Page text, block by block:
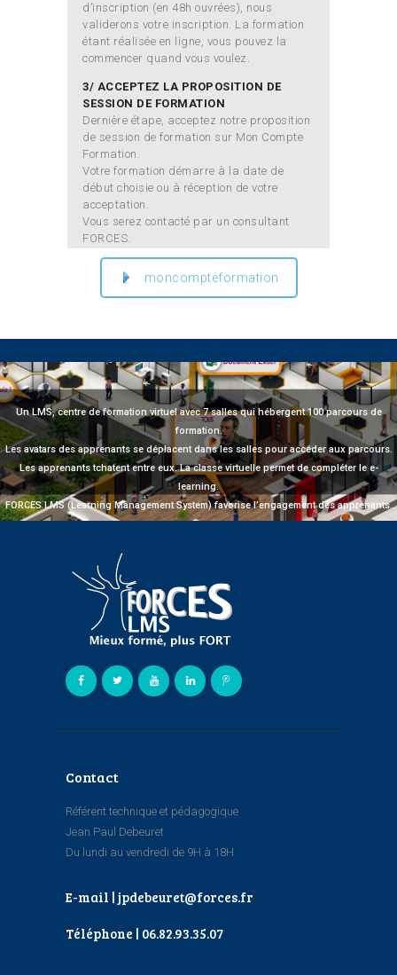
d’inscription (en 48h ouvrées), nous
validerons votre inscription. La formation
étant réalisée en ligne, vous pouvez la
commencer quand vous voulez.
3/ ACCEPTEZ LA PROPOSITION DE
SESSION DE FORMATION
Dernière étape, acceptez notre proposition
de session de formation sur Mon Compte
Formation.
Votre formation démarre à la date de
début choisie ou à réception de votre
acceptation.
Vous serez contacté par un consultant
FORCES.
moncompteformation
Un LMS, centre de formation virtuel avec 7 salles qui hébergent 100 parcours de
formation.
Les avatars des apprenants se déplacent dans les salles pour accéder aux parcours.
Les apprenants tchatent entre eux. La classe virtuelle permet de compléter le e-
learning.
FORCES LMS (Learning Management System) favorise l’engagement des apprenants.
Contact
Référent technique et pédagogique
Jean Paul Debeuret
Du lundi au vendredi de 9H à 18H
E-mail | jpdebeuret@forces.fr
Téléphone | 06.82.93.35.07